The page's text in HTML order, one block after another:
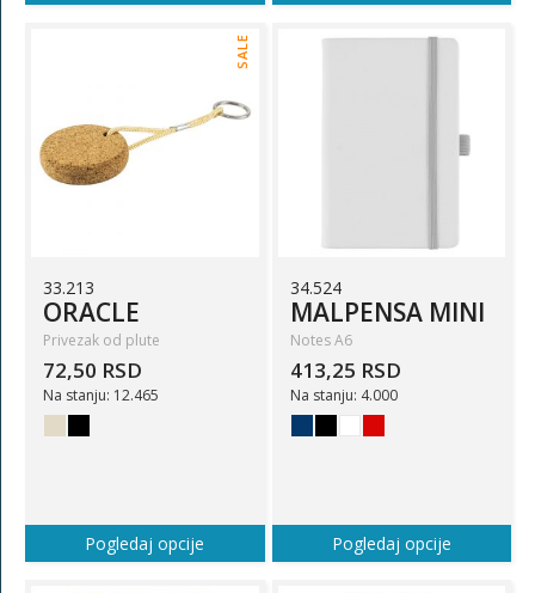
SALE
33.213
ORACLE
Privezak od plute
72,50 RSD
Na stanju: 12.465
Pogledaj opcije
34.524
MALPENSA MINI
Notes A6
413,25 RSD
Na stanju: 4.000
Pogledaj opcije